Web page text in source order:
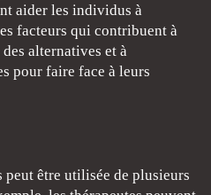
aider les individus à
facteurs qui contribuent à
alternatives et à
pour faire face à leurs
être utilisée de plusieurs